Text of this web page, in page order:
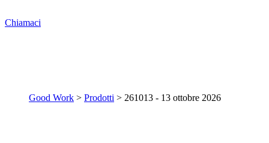
Chiamaci
Good Work > Prodotti > 261013 - 13 ottobre 2026